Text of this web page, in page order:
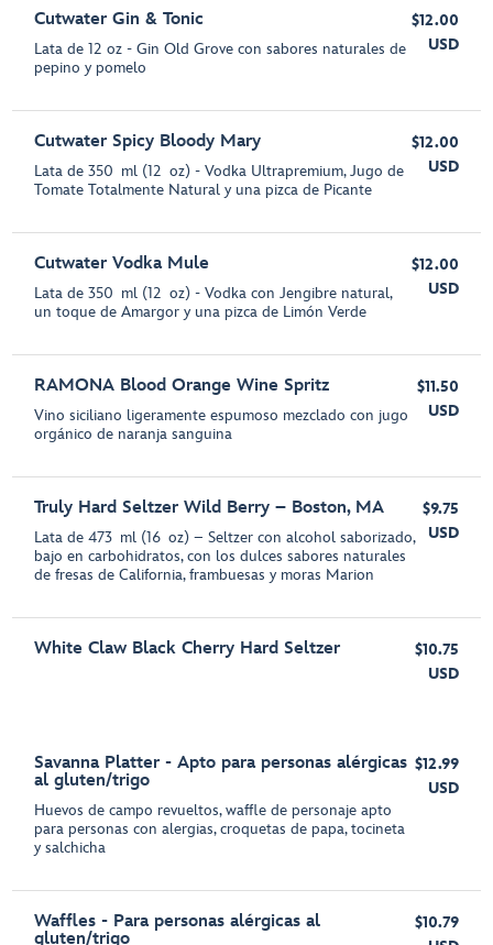
Cutwater Gin & Tonic
Lata de 12 oz - Gin Old Grove con sabores naturales de
pepino y pomelo
$12.00
USD
Cutwater Spicy Bloody Mary
Lata de 350 ml (12 oz) - Vodka Ultrapremium, Jugo de
Tomate Totalmente Natural y una pizca de Picante
$12.00
USD
Cutwater Vodka Mule
Lata de 350 ml (12 oz) - Vodka con Jengibre natural,
un toque de Amargor y una pizca de Limón Verde
$12.00
USD
RAMONA Blood Orange Wine Spritz
Vino siciliano ligeramente espumoso mezclado con jugo
orgánico de naranja sanguina
$11.50
USD
Truly Hard Seltzer Wild Berry – Boston, MA
Lata de 473 ml (16 oz) – Seltzer con alcohol saborizado,
bajo en carbohidratos, con los dulces sabores naturales
de fresas de California, frambuesas y moras Marion
$9.75
USD
White Claw Black Cherry Hard Seltzer
$10.75
USD
Savanna Platter - Apto para personas alérgicas
al gluten/trigo
Huevos de campo revueltos, waffle de personaje apto
para personas con alergias, croquetas de papa, tocineta
y salchicha
$12.99
USD
Waffles - Para personas alérgicas al
gluten/trigo
$10.79